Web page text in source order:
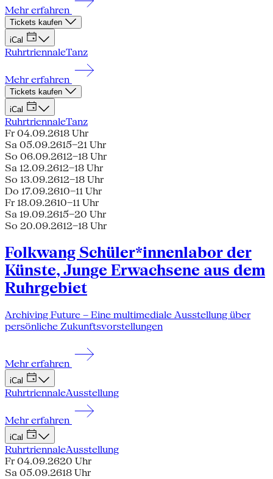
Mehr erfahren
Tickets kaufen
iCal
RuhrtriennaleTanz
Mehr erfahren
Tickets kaufen
iCal
RuhrtriennaleTanz
Fr 04.09.2618 Uhr
Sa 05.09.2615–21 Uhr
So 06.09.2612–18 Uhr
Sa 12.09.2612–18 Uhr
So 13.09.2612–18 Uhr
Do 17.09.2610–11 Uhr
Fr 18.09.2610–11 Uhr
Sa 19.09.2615–20 Uhr
So 20.09.2612–18 Uhr
Folkwang Schüler*innenlabor der
Künste, Junge Erwachsene aus dem
Ruhrgebiet
Archiving Future – Eine multimediale Ausstellung über
persönliche Zukunftsvorstellungen
Mehr erfahren
iCal
RuhrtriennaleAusstellung
Mehr erfahren
iCal
RuhrtriennaleAusstellung
Fr 04.09.2620 Uhr
Sa 05.09.2618 Uhr